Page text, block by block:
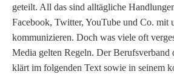
geteilt. All das sind alltägliche
Facebook, Twitter, YouTube und Co. mit
kommunizieren. Doch was viele oft
Media gelten Regeln. Der Berufsverband
klärt im folgenden Text sowie in seinem